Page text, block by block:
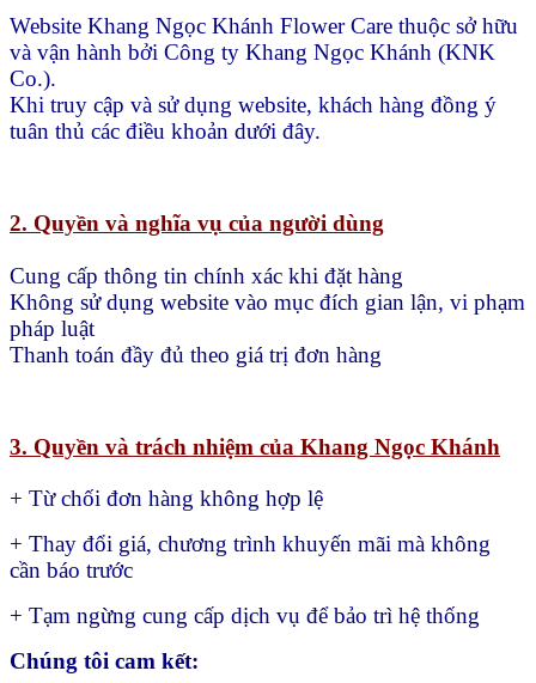
Website Khang Ngọc Khánh Flower Care thuộc sở hữu
và vận hành bởi Công ty Khang Ngọc Khánh (KNK
Co.).
Khi truy cập và sử dụng website, khách hàng đồng ý
tuân thủ các điều khoản dưới đây.
2. Quyền và nghĩa vụ của người dùng
Cung cấp thông tin chính xác khi đặt hàng
Không sử dụng website vào mục đích gian lận, vi phạm
pháp luật
Thanh toán đầy đủ theo giá trị đơn hàng
3. Quyền và trách nhiệm của Khang Ngọc Khánh
+ Từ chối đơn hàng không hợp lệ
+ Thay đổi giá, chương trình khuyến mãi mà không
cần báo trước
+ Tạm ngừng cung cấp dịch vụ để bảo trì hệ thống
Chúng tôi cam kết: